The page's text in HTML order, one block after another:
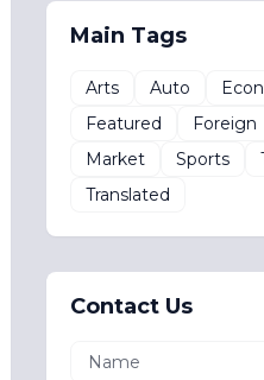
Main Tags
Arts Auto
Featured
Foreign
Market
Sports
Translated
Contact Us